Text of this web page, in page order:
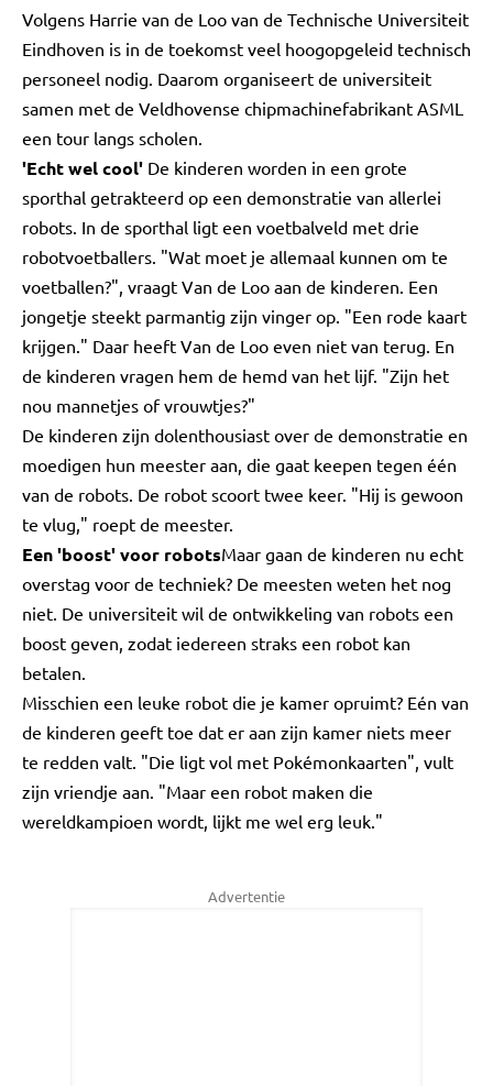
Volgens Harrie van de Loo van de Technische Universiteit
Eindhoven is in de toekomst veel hoogopgeleid technisch
personeel nodig. Daarom organiseert de universiteit
samen met de Veldhovense chipmachinefabrikant ASML
een tour langs scholen.
'Echt wel cool' De kinderen worden in een grote
sporthal getrakteerd op een demonstratie van allerlei
robots. In de sporthal ligt een voetbalveld met drie
robotvoetballers. "Wat moet je allemaal kunnen om te
voetballen?", vraagt Van de Loo aan de kinderen. Een
jongetje steekt parmantig zijn vinger op. "Een rode kaart
krijgen." Daar heeft Van de Loo even niet van terug. En
de kinderen vragen hem de hemd van het lijf. "Zijn het
nou mannetjes of vrouwtjes?"
De kinderen zijn dolenthousiast over de demonstratie en
moedigen hun meester aan, die gaat keepen tegen één
van de robots. De robot scoort twee keer. "Hij is gewoon
te vlug," roept de meester.
Een 'boost' voor robotsMaar gaan de kinderen nu echt
overstag voor de techniek? De meesten weten het nog
niet. De universiteit wil de ontwikkeling van robots een
boost geven, zodat iedereen straks een robot kan
betalen.
Misschien een leuke robot die je kamer opruimt? Eén van
de kinderen geeft toe dat er aan zijn kamer niets meer
te redden valt. "Die ligt vol met Pokémonkaarten", vult
zijn vriendje aan. "Maar een robot maken die
wereldkampioen wordt, lijkt me wel erg leuk."
Advertentie